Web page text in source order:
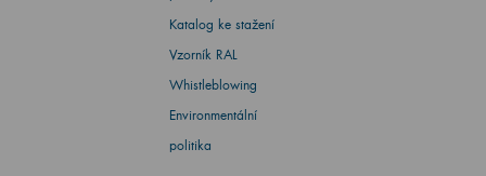
Katalog ke stažení
Vzorník RAL
Whistleblowing
Environmentální
politika